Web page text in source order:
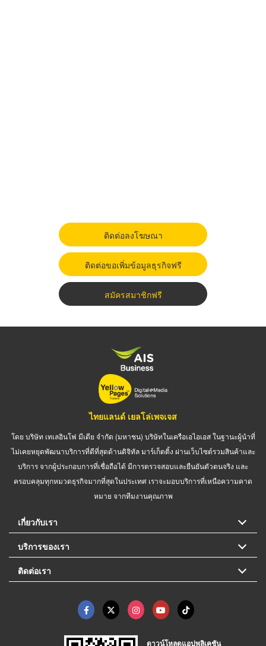
ติดต่อลงโฆษณา
ติดต่อขอเพิ่มข้อมูลธุรกิจฟรี
สมัครสมาชิกฟรี
ไทยแลนด์ เยลโล่เพจเจส
โดย บริษัท เทเลอินโฟ มีเดีย จำกัด (มหาชน) บริษัทในเครือเอไอเอส ในฐานะผู้นำที่
ไม่เคยหยุดพัฒนาบริการที่ดีที่สุดด้านดิจิทัล มาร์เก็ตติ้ง ผ่านเว็บไซต์รวมสินค้าและ
บริการ จากผู้ประกอบการที่เชื่อถือได้ มีการตรวจสอบและยืนยันตัวตนจริง และ
ครอบคลุมทุกหมวดธุรกิจมากที่สุดในประเทศ เราจะมอบบริการที่เหนือความคาด
หมาย จากทีมงานคุณภาพ
เกี่ยวกับเรา
บริการของเรา
ติดต่อเรา
ดาวน์โหลดแอปพลิเคชัน